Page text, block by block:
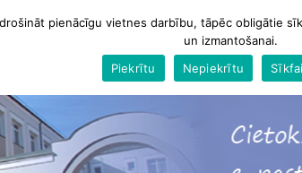
pienācīgu vietnes darbību, tāpēc obligātie
un izmantošanai.
Piekrītu
Nepiekrītu